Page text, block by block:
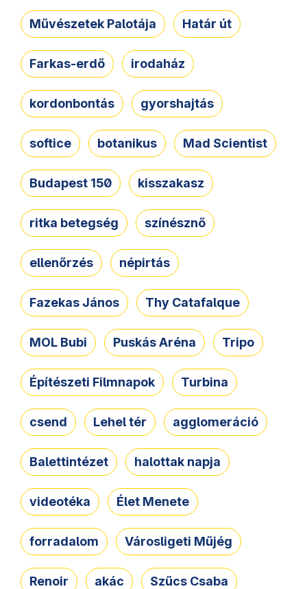
Művészetek Palotája Határ út
Farkas-erdő irodaház
kordonbontás gyorshajtás
softice botanikus Mad Scientist
Budapest 150 kisszakasz
ritka betegség színésznő
ellenőrzés népirtás
Fazekas János Thy Catafalque
MOL Bubi Puskás Aréna Tripo
Építészeti Filmnapok Turbina
csend Lehel tér agglomeráció
Balettintézet halottak napja
videotéka Élet Menete
forradalom Városligeti Műjég
Renoir akác Szűcs Csaba